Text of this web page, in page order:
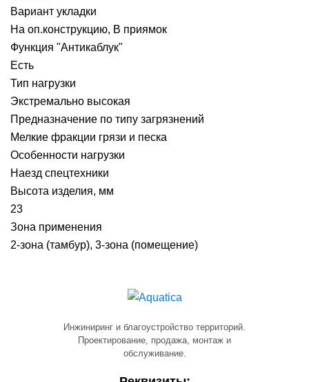
Вариант укладки
На оп.конструкцию, В приямок
Функция "Антикаблук"
Есть
Тип нагрузки
Экстремально высокая
Предназначение по типу загрязнений
Мелкие фракции грязи и песка
Особенности нагрузки
Наезд спецтехники
Высота изделия, мм
23
Зона применения
2-зона (тамбур), 3-зона (помещение)
Инжиниринг и благоустройство территорий.
Проектирование, продажа, монтаж и
обслуживание.